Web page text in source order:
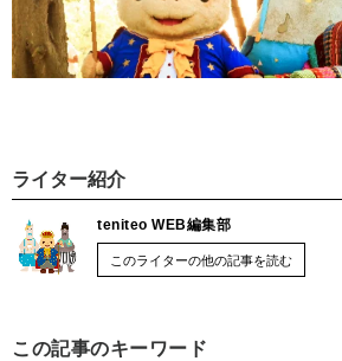
ライター紹介
teniteo WEB編集部
このライターの他の記事を読む
この記事のキーワード